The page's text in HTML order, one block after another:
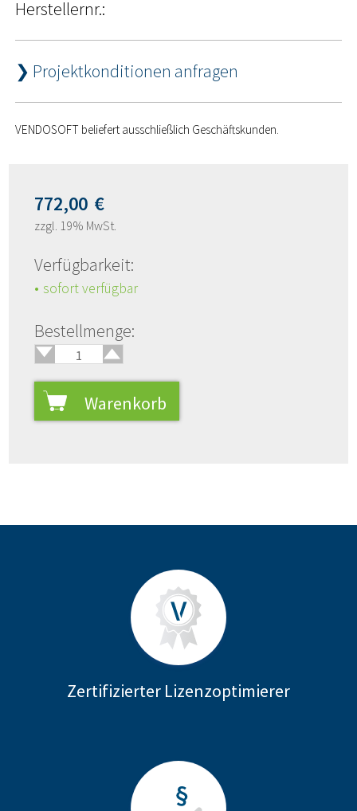
Herstellernr.:
❯ Projektkonditionen anfragen
VENDOSOFT beliefert ausschließlich Geschäftskunden.
772,00 €
zzgl. 19% MwSt.
Verfügbarkeit:
sofort verfügbar
Bestellmenge:
🢓
🢑
Zertifizierter Lizenzoptimierer